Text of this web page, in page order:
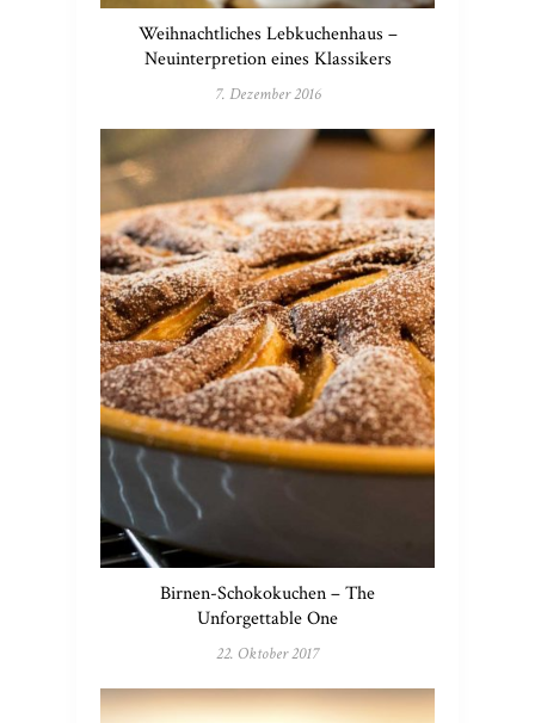
Weihnachtliches Lebkuchenhaus –
Neuinterpretion eines Klassikers
7. Dezember 2016
Birnen-Schokokuchen – The
Unforgettable One
22. Oktober 2017